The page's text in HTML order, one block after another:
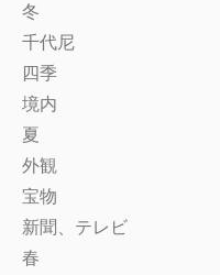
冬
千代尼
四季
境内
夏
外観
宝物
新聞、テレビ
春